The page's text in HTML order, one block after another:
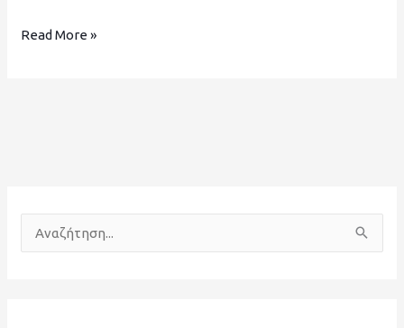
Read More »